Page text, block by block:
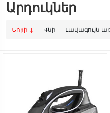
Արդուկներ
Նորի ↓ Գնի Լավագույն